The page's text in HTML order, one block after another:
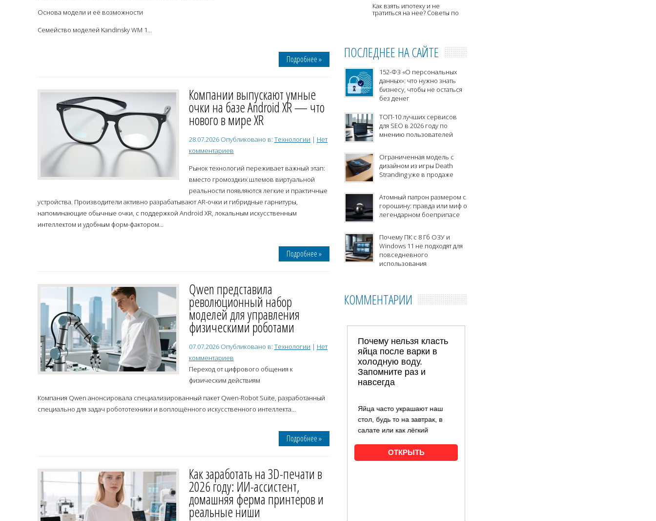
Как взять ипотеку и не
тратиться на нее? Советы по
сдаче в аренду
ПОСЛЕДНЕЕ НА САЙТЕ
152-ФЗ «О персональных
данных»: что нужно знать
бизнесу, чтобы не остаться
без денег
ТОП-10 лучших сервисов
для SEO в 2026 году по
мнению пользователей
Ограниченная модель с
дизайном из игры Death
Stranding уже в продаже
Атомный патрон размером с
горошину: правда или миф о
легендарном боеприпасе
Почему ПК с 8 Гб ОЗУ и
Windows 11 не подходят для
повседневного
использования
КОММЕНТАРИИ
Основа модели и её возможности
Семейство моделей Kandinsky WM 1...
Подробнее »
Компании выпускают умные
очки на базе Android XR — что
нового в мире XR
28.07.2026 Опубликовано в: Технологии | Нет
комментариев
Рынок технологий переживает важный этап:
вместо громоздких шлемов виртуальной
реальности появляются легкие и практичные
устройства. Производители активно разрабатывают AR-очки и гибридные гарнитуры,
напоминающие обычные очки, с поддержкой Android XR, локальным искусственным
интеллектом и удобным форм-фактором...
Подробнее »
Qwen представила
революционный набор
моделей для управления
физическими роботами
07.07.2026 Опубликовано в: Технологии | Нет
комментариев
Переход от цифрового общения к
физическим действиям
Компания Qwen анонсировала специализированный пакет Qwen-Robot Suite, разработанный
специально для задач робототехники и воплощённого искусственного интеллекта...
Подробнее »
Как заработать на 3D-печати в
2026 году: ИИ-ассистент,
домашняя ферма принтеров и
реальные ниши